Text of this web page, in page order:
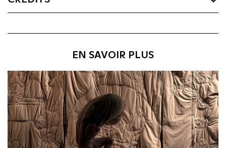
EN SAVOIR PLUS